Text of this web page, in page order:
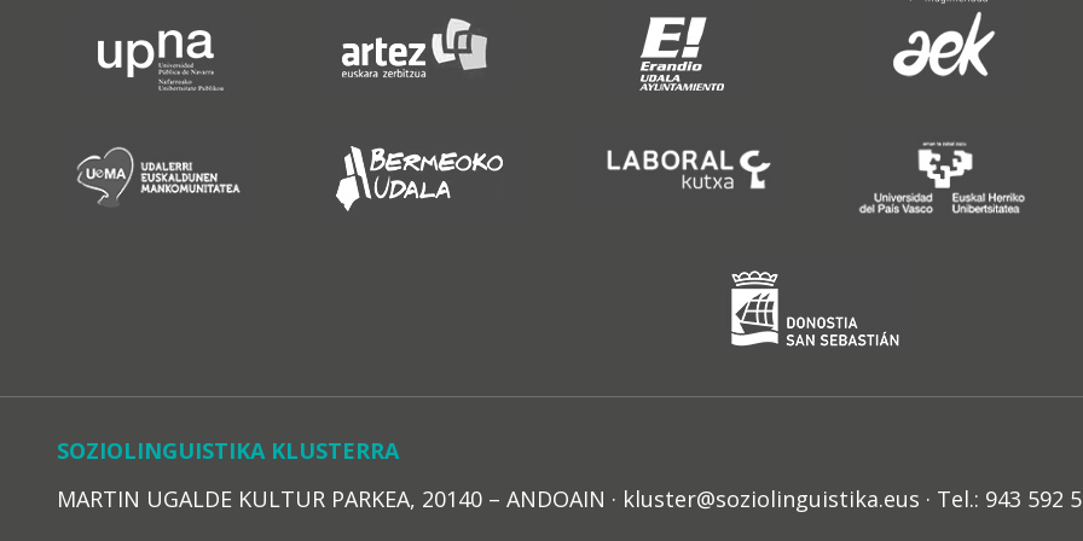
SOZIOLINGUISTIKA KLUSTERRA
MARTIN UGALDE KULTUR PARKEA, 20140 – ANDOAIN · kluster@soziolinguistika.eus · Tel.: 943 592